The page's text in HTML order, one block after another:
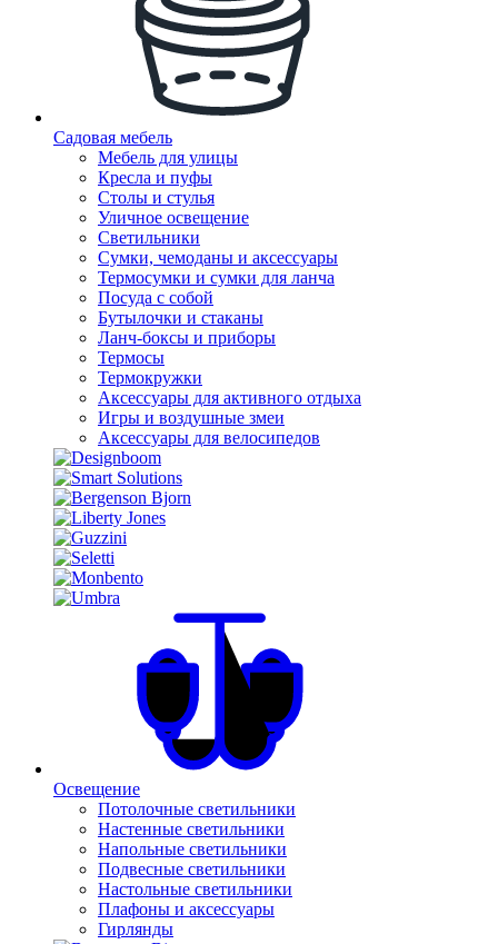
Садовая мебель
Мебель для улицы
Кресла и пуфы
Столы и стулья
Уличное освещение
Светильники
Сумки, чемоданы и аксессуары
Термосумки и сумки для ланча
Посуда с собой
Бутылочки и стаканы
Ланч-боксы и приборы
Термосы
Термокружки
Аксессуары для активного отдыха
Игры и воздушные змеи
Аксессуары для велосипедов
Освещение
Потолочные светильники
Настенные светильники
Напольные светильники
Подвесные светильники
Настольные светильники
Плафоны и аксессуары
Гирлянды